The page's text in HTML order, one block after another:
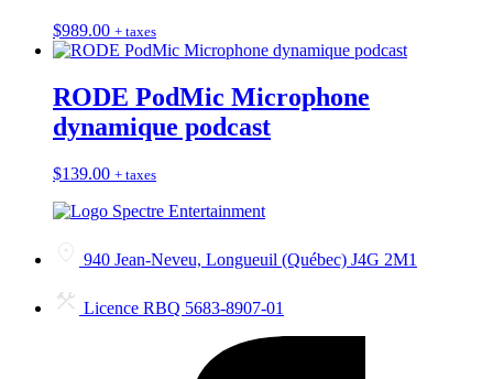
$989.00 + taxes
RODE PodMic Microphone
dynamique podcast
$139.00 + taxes
940 Jean-Neveu, Longueuil (Québec) J4G 2M1
Licence RBQ 5683-8907-01